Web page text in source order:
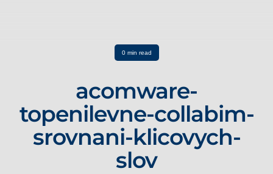
0 min read
acomware-
topenilevne-collabim-
srovnani-klicovych-
slov